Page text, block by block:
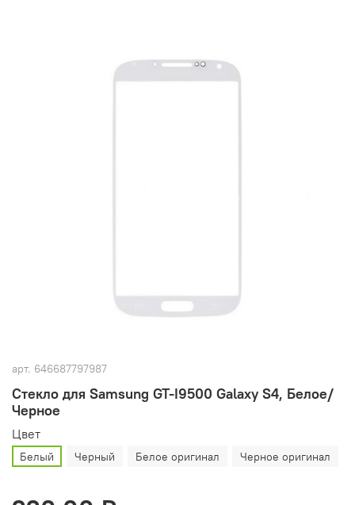
арт. 646687797987
Стекло для Samsung GT-I9500 Galaxy S4, Белое/
Черное
Цвет
Белый Черный Белое оригинал Черное оригинал